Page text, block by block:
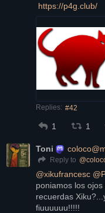
https://p4g.club/
Replies: #42
1 1
Toni
Reply to @
@xikufrancesc @
poniamos los
recuerdas
fiuuuuuu!!!!!